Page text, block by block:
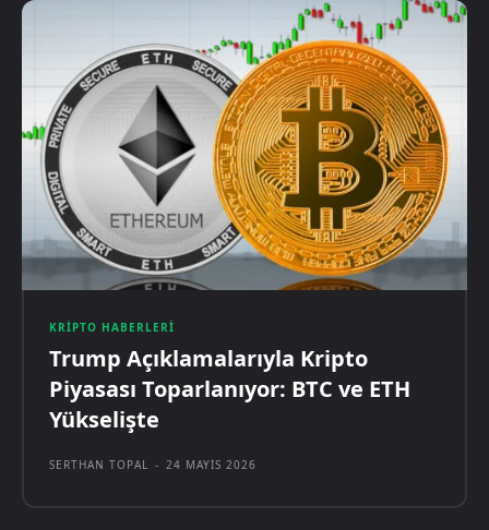
KRIPTO HABERLERI
Trump Açıklamalarıyla Kripto
Piyasası Toparlanıyor: BTC ve ETH
Yükselişte
SERTHAN TOPAL - 24 MAYIS 2026